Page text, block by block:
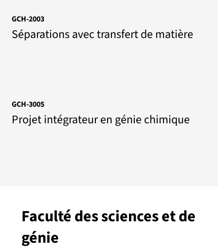
GCH-2003
Séparations avec transfert de matière
GCH-3005
Projet intégrateur en génie chimique
Faculté des sciences et de
génie